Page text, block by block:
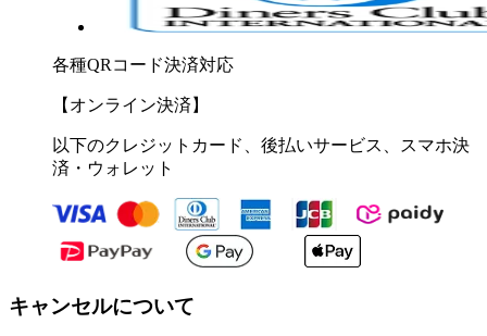
各種QRコード決済対応
【オンライン決済】
以下のクレジットカード、後払いサービス、スマホ決
済・ウォレット
キャンセルについて